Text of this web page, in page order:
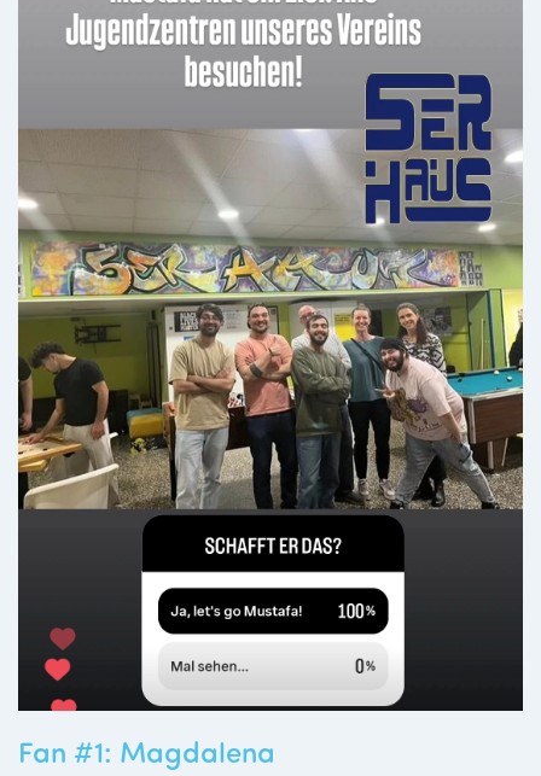
Fan #1: Magdalena